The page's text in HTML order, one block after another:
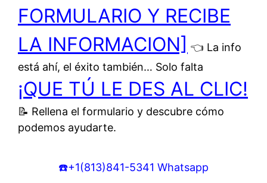
FORMULARIO Y RECIBE
LA INFORMACION] 👈 La info
está ahí, el éxito también… Solo falta
¡QUE TÚ LE DES AL CLIC!
📝 Rellena el formulario y descubre cómo
podemos ayudarte.
☎️+1(813)841-5341 Whatsapp